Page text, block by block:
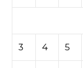
3 4 5